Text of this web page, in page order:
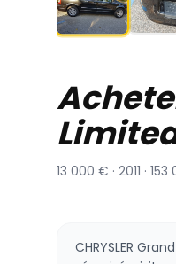
13 000 € · 2011 ·
CHRYSLER